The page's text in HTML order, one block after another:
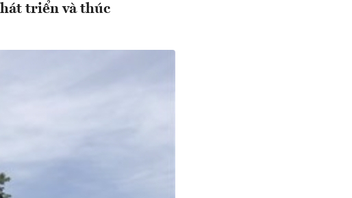
triển và thúc